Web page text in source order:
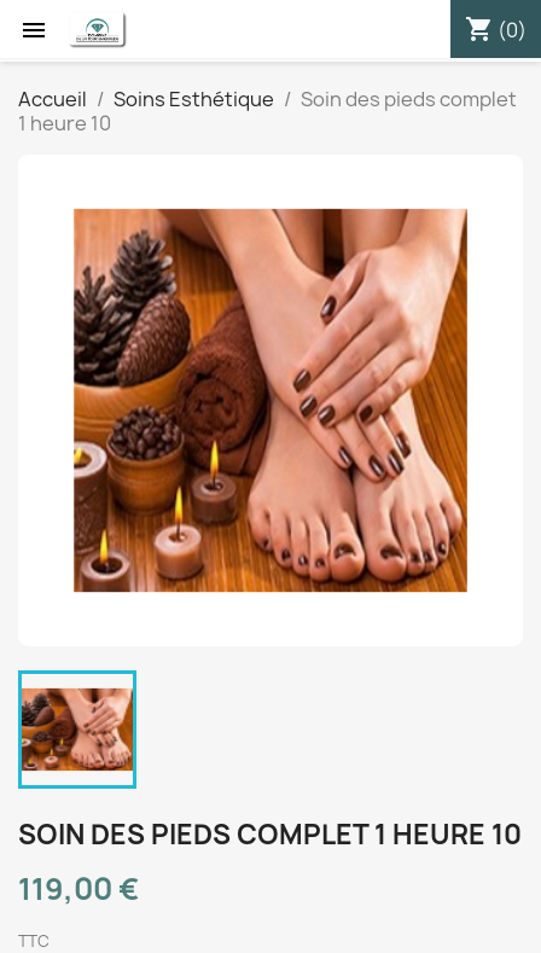
 shopping_cart (0)
Accueil Soins Esthétique
Soin des pieds complet
1 heure 10
SOIN DES PIEDS COMPLET 1 HEURE 10
119,00 €
TTC